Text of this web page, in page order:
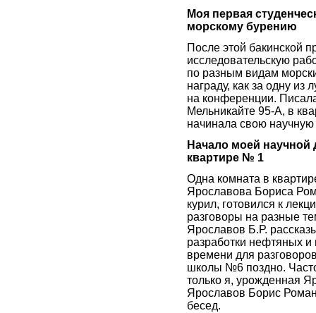
Моя первая
морскому бурению
После этой бакинской
исследовательскую
по разным видам
награду, как за одну из
на конференции.
Мельникайте 95-А, в
начинала свою научную
Начало моей научной
квартире № 1
Одна комната в
Ярославова Бориса
курил, готовился к
разговоры на разные
Ярославов Б.Р.
разработки нефтяных
времени для
школы №6 поздно.
только я, урожденная
Ярославов Борис
бесед.